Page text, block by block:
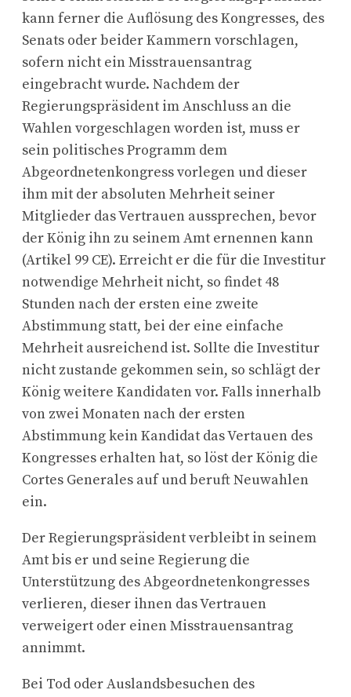
kann ferner die Auflösung des Kongresses, des
Senats oder beider Kammern vorschlagen,
sofern nicht ein Misstrauensantrag
eingebracht wurde. Nachdem der
Regierungspräsident im Anschluss an die
Wahlen vorgeschlagen worden ist, muss er
sein politisches Programm dem
Abgeordnetenkongress vorlegen und dieser
ihm mit der absoluten Mehrheit seiner
Mitglieder das Vertrauen aussprechen, bevor
der König ihn zu seinem Amt ernennen kann
(Artikel 99 CE). Erreicht er die für die Investitur
notwendige Mehrheit nicht, so findet 48
Stunden nach der ersten eine zweite
Abstimmung statt, bei der eine einfache
Mehrheit ausreichend ist. Sollte die Investitur
nicht zustande gekommen sein, so schlägt der
König weitere Kandidaten vor. Falls innerhalb
von zwei Monaten nach der ersten
Abstimmung kein Kandidat das Vertauen des
Kongresses erhalten hat, so löst der König die
Cortes Generales auf und beruft Neuwahlen
ein.
Der Regierungspräsident verbleibt in seinem
Amt bis er und seine Regierung die
Unterstützung des Abgeordnetenkongresses
verlieren, dieser ihnen das Vertrauen
verweigert oder einen Misstrauensantrag
annimmt.
Bei Tod oder Auslandsbesuchen des